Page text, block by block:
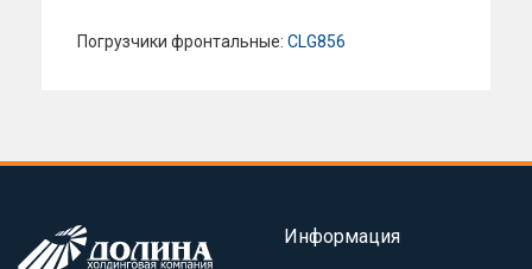
Погрузчики фронтальные: CLG856
Информация